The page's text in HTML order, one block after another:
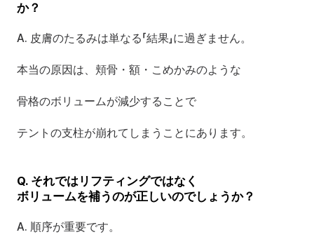
か？
A. 皮膚のたるみは単なる「結果」に過ぎません。
本当の原因は、頬骨・額・こめかみのような
骨格のボリュームが減少することで
テントの支柱が崩れてしまうことにあります。
Q. それではリフティングではなく
ボリュームを補うのが正しいのでしょうか？
A. 順序が重要です。